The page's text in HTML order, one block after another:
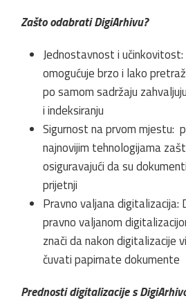
Zašto odabrati DigiArhivu?
Jednostavnost i
omogućuje brzo i lako
po samom sadržaju
i indeksiranju
Sigurnost na prvom mjestu:
najnovijim tehnologijama
osiguravajući da su
prijetnji
Pravno valjana digitalizacija:
pravno valjanom
znači da nakon digitalizacije
čuvati papirnate dokumente
Prednosti digitalizacije s